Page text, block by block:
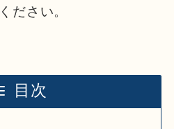
ださい。
目次